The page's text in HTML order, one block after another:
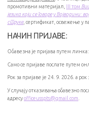
промотивни материјал, III том
језика који се говоре у
струке, сертификат, освежење у
НАЧИН ПРИЈАВЕ:
Обавезна је пријава путем линка:
Само се пријаве послате путем
Рок за пријаве је 24. 9. 2026. а
У случају отказивања обавезно
адресуofficeusspts@gmail.com